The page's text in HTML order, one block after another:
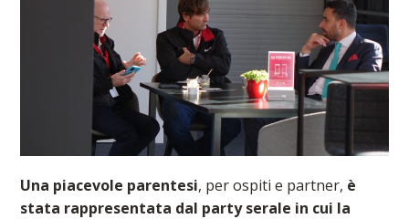
Una piacevole parentesi, per ospiti e partner, è
stata rappresentata dal party serale in cui la